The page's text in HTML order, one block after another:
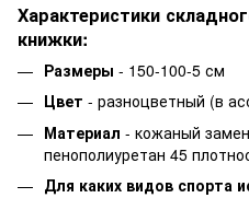
Характеристики
книжки:
Размеры - 150-100-5 см
Цвет - разноцветный (в
Материал - кожаный
пенополиуретан 45
Для каких видов спорта